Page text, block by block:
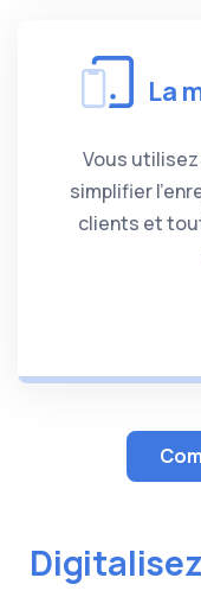
La
Vous utilisez
simplifier
clients et
Digitalisez